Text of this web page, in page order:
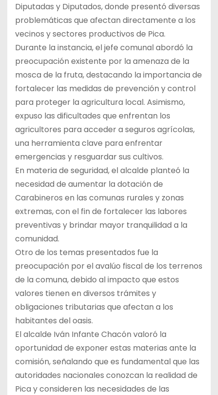
Diputadas y Diputados, donde presentó diversas
problemáticas que afectan directamente a los
vecinos y sectores productivos de Pica.
Durante la instancia, el jefe comunal abordó la
preocupación existente por la amenaza de la
mosca de la fruta, destacando la importancia de
fortalecer las medidas de prevención y control
para proteger la agricultura local. Asimismo,
expuso las dificultades que enfrentan los
agricultores para acceder a seguros agrícolas,
una herramienta clave para enfrentar
emergencias y resguardar sus cultivos.
En materia de seguridad, el alcalde planteó la
necesidad de aumentar la dotación de
Carabineros en las comunas rurales y zonas
extremas, con el fin de fortalecer las labores
preventivas y brindar mayor tranquilidad a la
comunidad.
Otro de los temas presentados fue la
preocupación por el avalúo fiscal de los terrenos
de la comuna, debido al impacto que estos
valores tienen en diversos trámites y
obligaciones tributarias que afectan a los
habitantes del oasis.
El alcalde Iván Infante Chacón valoró la
oportunidad de exponer estas materias ante la
comisión, señalando que es fundamental que las
autoridades nacionales conozcan la realidad de
Pica y consideren las necesidades de las